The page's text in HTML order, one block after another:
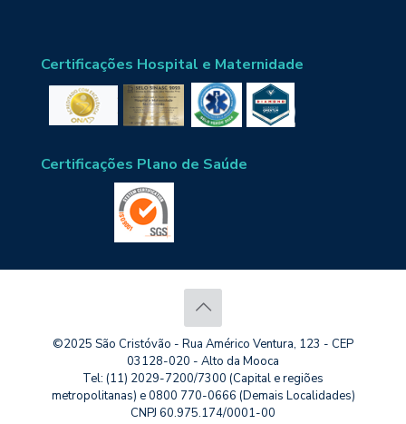
Certificações Hospital e Maternidade
Certificações Plano de Saúde
©2025 São Cristóvão - Rua Américo Ventura, 123 - CEP
03128-020 - Alto da Mooca
Tel: (11) 2029-7200/7300 (Capital e regiões
metropolitanas) e 0800 770-0666 (Demais Localidades)
CNPJ 60.975.174/0001-00